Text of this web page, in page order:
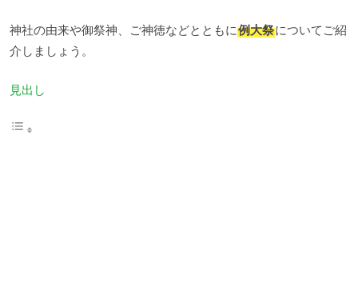
神社の由来や御祭神、ご神徳などとともに例大祭についてご紹
介しましょう。
見出し